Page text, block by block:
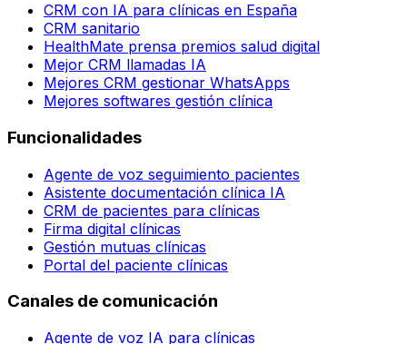
CRM con IA para clínicas en España
CRM sanitario
HealthMate prensa premios salud digital
Mejor CRM llamadas IA
Mejores CRM gestionar WhatsApps
Mejores softwares gestión clínica
Funcionalidades
Agente de voz seguimiento pacientes
Asistente documentación clínica IA
CRM de pacientes para clínicas
Firma digital clínicas
Gestión mutuas clínicas
Portal del paciente clínicas
Canales de comunicación
Agente de voz IA para clínicas